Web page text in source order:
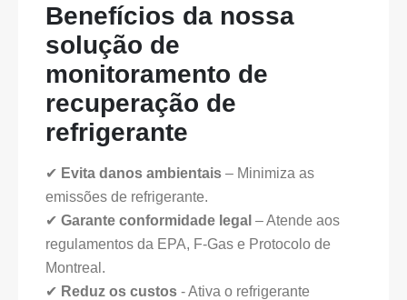
Benefícios da nossa
solução de
monitoramento de
recuperação de
refrigerante
✔ Evita danos ambientais – Minimiza as
emissões de refrigerante.
✔ Garante conformidade legal – Atende aos
regulamentos da EPA, F-Gas e Protocolo de
Montreal.
✔ Reduz os custos - Ativa o refrigerante